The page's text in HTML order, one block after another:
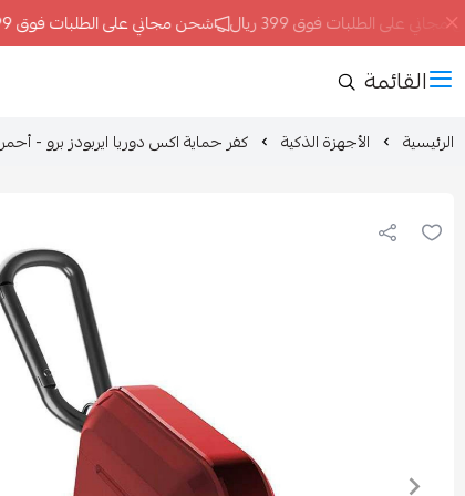
على الطلبات فوق 399 ريال شحن مجاني على الطلبات فوق 399 ريال
القائمة
الرئيسية الأجهزة الذكية كفر حماية اكس دوريا ايربودز برو - أحمر